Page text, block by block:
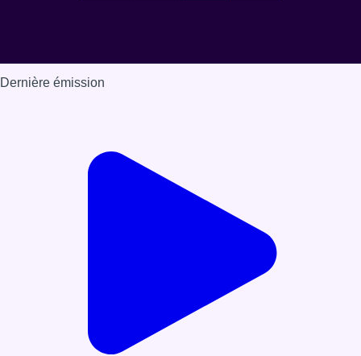
Dernière émission